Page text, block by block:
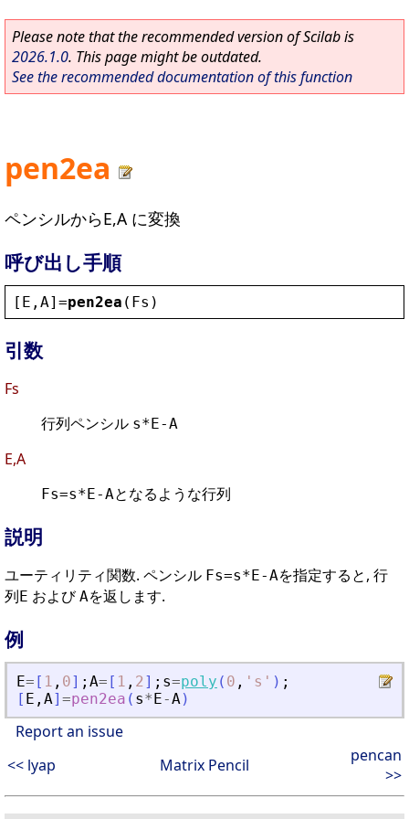
Please note that the recommended version of Scilab is
2026.1.0. This page might be outdated.
See the recommended documentation of this function
pen2ea
ペンシルからE,A に変換
呼び出し手順
[ E , A]=pen2ea ( Fs )
引数
Fs
行列ペンシル s*E-A
E,A
Fs=s*E-Aとなるような行列
説明
ユーティリティ関数. ペンシル Fs=s*E-Aを指定すると, 行
列 E およびAを返します.
例
E= [ 1 , 0] ; A= [ 1 , 2] ; s=poly ( 0 , ' s ' ) ;
[ E , A] =pen2ea ( s*E-A)
Report an issue
<< lyap
Matrix Pencil
pencan
>>